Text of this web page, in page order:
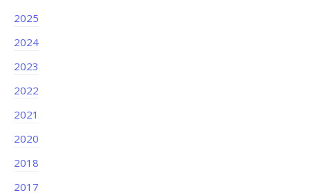
2025
2024
2023
2022
2021
2020
2018
2017